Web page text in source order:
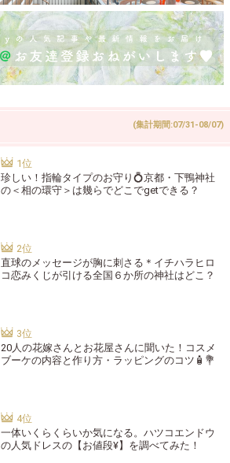
(集計期間:07/31-08/07)
珍しい！指輪タイプのお守り💍京都・下鴨神社
の＜相の環守＞は幾らでどこでgetできる？
直球のメッセージが胸に刺さる＊イチハラヒロ
コ恋みくじが引ける全国６か所の神社はどこ？
20人の花嫁さんとお花屋さんに聞いた！コスメ
ブーケの内容と作り方・ラッピングのコツ🧴💐
一体いくらくらいか気になる。ハツコエンドウ
の人気ドレスの【お値段¥】を調べてみた！